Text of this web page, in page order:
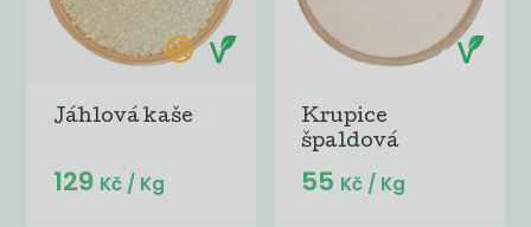
Jáhlová kaše
129 Kč / Kg
Krupice
špaldová
55 Kč / Kg